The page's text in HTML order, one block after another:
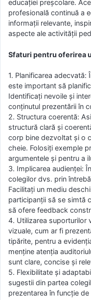
educației preșcolare.
profesională continuă a
informații relevante,
aspecte ale activității
Sfaturi pentru oferirea
1. Planificarea adecvată:
este important să
Identificați nevoile și
conținutul prezentării în
2. Structura coerentă:
structură clară și
corp bine dezvoltat și o
cheie. Folosiți exemple
argumentele și pentru a
3. Implicarea audienței:
colegilor dvs. prin
Facilitați un mediu
participanții să se simtă
să ofere feedback
4. Utilizarea suporturilor
vizuale, cum ar fi
tipărite, pentru a
menține atenția
sunt clare, concise și
5. Flexibilitate și
sugestii din partea
prezentarea în funcție